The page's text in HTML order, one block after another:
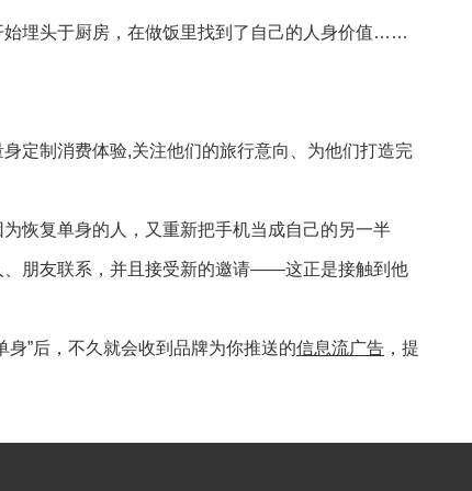
埋头于厨房，在做饭里找到了自己的人身价值……
定制消费体验,关注他们的旅行意向、为他们打造完
恢复单身的人，又重新把手机当成自己的另一半
、朋友联系，并且接受新的邀请——这正是接触到他
”后，不久就会收到品牌为你推送的信息流广告 ，提